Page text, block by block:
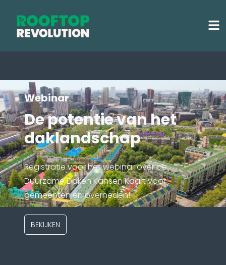
Webinar
De potentie van het
daklandschap
Registratie voor het webinar over de
Duurzame Daken Kansen Kaart voor
gemeenten en overheden!
BEKIJKEN